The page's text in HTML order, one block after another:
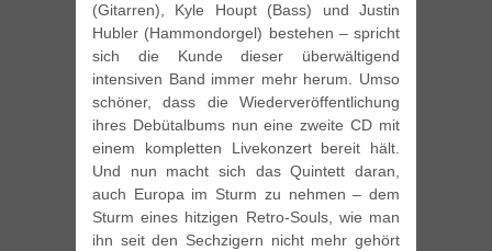
(Gitarren), Kyle Houpt (Bass) und Justin
Hubler (Hammondorgel) bestehen – spricht
sich die Kunde dieser überwältigend
intensiven Band immer mehr herum. Umso
schöner, dass die Wiederveröffentlichung
ihres Debütalbums nun eine zweite CD mit
einem kompletten Livekonzert bereit hält.
Und nun macht sich das Quintett daran,
auch Europa im Sturm zu nehmen – dem
Sturm eines hitzigen Retro-Souls, wie man
ihn seit den Sechzigern nicht mehr gehört